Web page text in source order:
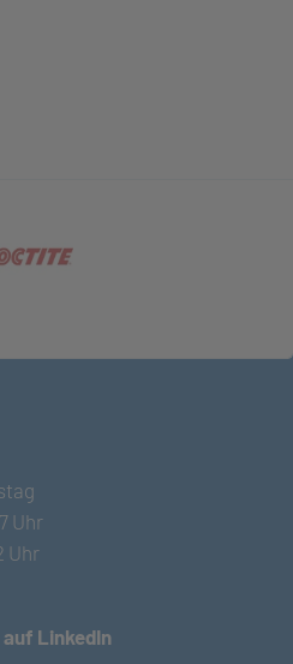
Tab)(öffnet in neuem Tab)
Uhr
Uhr
Tab)
auf LinkedIn